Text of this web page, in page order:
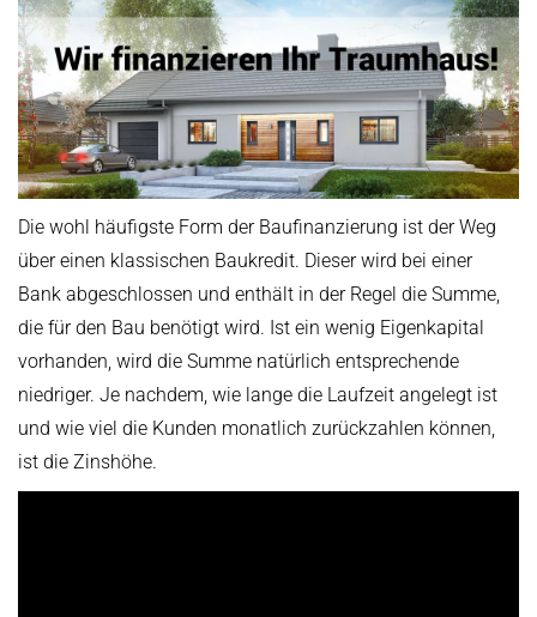
Die wohl häufigste Form der Baufinanzierung ist der Weg
über einen klassischen Baukredit. Dieser wird bei einer
Bank abgeschlossen und enthält in der Regel die Summe,
die für den Bau benötigt wird. Ist ein wenig Eigenkapital
vorhanden, wird die Summe natürlich entsprechende
niedriger. Je nachdem, wie lange die Laufzeit angelegt ist
und wie viel die Kunden monatlich zurückzahlen können,
ist die Zinshöhe.